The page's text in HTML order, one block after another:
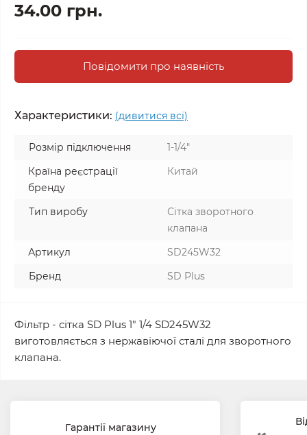
34.00 грн.
Повідомити про наявність
Характеристики: (дивитися всі)
Розмір підключення
1-1/4"
Країна реєстрації
бренду
Китай
Тип виробу
Сітка зворотного
клапана
Артикул
SD245W32
Бренд
SD Plus
Фільтр - сітка SD Plus 1" 1/4 SD245W32
виготовляється з нержавіючої сталі для зворотного
клапана.
Гарантії магазину